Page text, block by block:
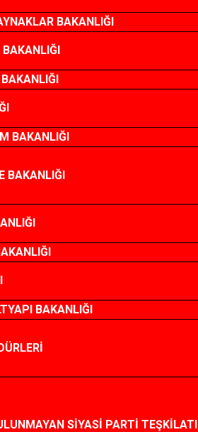
BAKANLIĞI
BAKANLIĞI
BAKANLIĞI
BAKANLIĞI
BAKANLIĞI
SİYASİ PARTİ TEŞKİLATI